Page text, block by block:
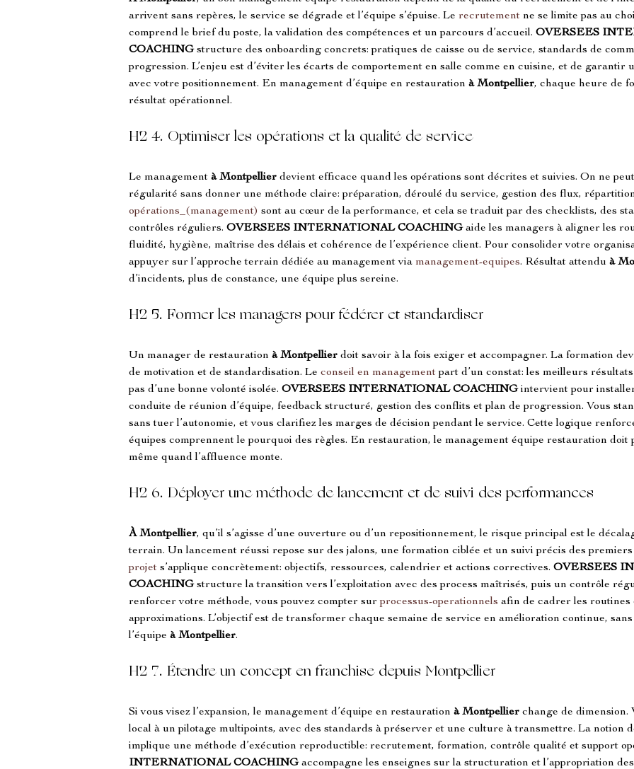
arrivent sans repères, le service se dégrade et l’équipe s’épuise. Le recrutement ne se limite pas au
comprend le brief du poste, la validation des compétences et un parcours d’accueil. OVERSEES
COACHING structure des onboarding concrets: pratiques de caisse ou de service, standards de
progression. L’enjeu est d’éviter les écarts de comportement en salle comme en cuisine, et de garantir
avec votre positionnement. En management d’équipe en restauration à Montpellier, chaque heure de
résultat opérationnel.
H2 4. Optimiser les opérations et la qualité de service
Le management à Montpellier devient efficace quand les opérations sont décrites et suivies. On ne
régularité sans donner une méthode claire: préparation, déroulé du service, gestion des flux,
opérations_(management) sont au cœur de la performance, et cela se traduit par des checklists, des
contrôles réguliers. OVERSEES INTERNATIONAL COACHING aide les managers à aligner les
fluidité, hygiène, maîtrise des délais et cohérence de l’expérience client. Pour consolider votre
appuyer sur l’approche terrain dédiée au management via management-equipes. Résultat attendu à
d’incidents, plus de constance, une équipe plus sereine.
H2 5. Former les managers pour fédérer et standardiser
Un manager de restauration à Montpellier doit savoir à la fois exiger et accompagner. La formation
de motivation et de standardisation. Le conseil en management part d’un constat: les meilleurs
pas d’une bonne volonté isolée. OVERSEES INTERNATIONAL COACHING intervient pour
conduite de réunion d’équipe, feedback structuré, gestion des conflits et plan de progression. Vous
sans tuer l’autonomie, et vous clarifiez les marges de décision pendant le service. Cette logique
équipes comprennent le pourquoi des règles. En restauration, le management équipe restauration doit
même quand l’affluence monte.
H2 6. Déployer une méthode de lancement et de suivi des performances
À Montpellier, qu’il s’agisse d’une ouverture ou d’un repositionnement, le risque principal est le
terrain. Un lancement réussi repose sur des jalons, une formation ciblée et un suivi précis des
projet s’applique concrètement: objectifs, ressources, calendrier et actions correctives. OVERSEES
COACHING structure la transition vers l’exploitation avec des process maîtrisés, puis un contrôle
renforcer votre méthode, vous pouvez compter sur processus-operationnels afin de cadrer les routines
approximations. L’objectif est de transformer chaque semaine de service en amélioration continue,
l’équipe à Montpellier.
H2 7. Étendre un concept en franchise depuis Montpellier
Si vous visez l’expansion, le management d’équipe en restauration à Montpellier change de dimension.
local à un pilotage multipoints, avec des standards à préserver et une culture à transmettre. La notion
implique une méthode d’exécution reproductible: recrutement, formation, contrôle qualité et support
INTERNATIONAL COACHING accompagne les enseignes sur la structuration et l’appropriation